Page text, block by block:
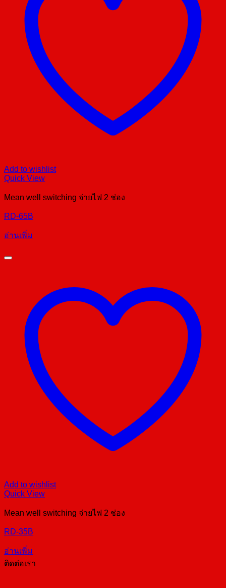
Add to wishlist
Quick View
Mean well switching จ่ายไฟ 2 ช่อง
RD-65B
อ่านเพิ่ม
Add to wishlist
Quick View
Mean well switching จ่ายไฟ 2 ช่อง
RD-35B
อ่านเพิ่ม
ติดต่อเรา